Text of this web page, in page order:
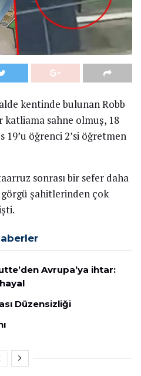
kentinde bulunan Robb
sahne olmuş, 18
19’u öğrenci 2’si öğretmen
sonrası bir sefer daha
şahitlerinden çok
Avrupa’ya ihtar:
Düzensizliği